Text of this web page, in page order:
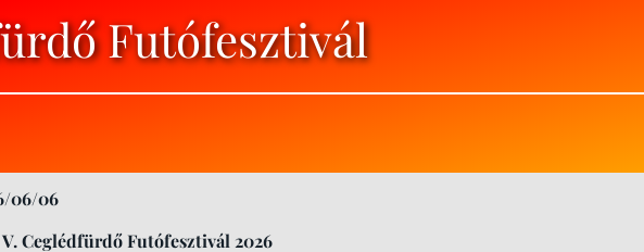
Futófesztivál
06/06
V. Ceglédfürdő Futófesztivál 2026